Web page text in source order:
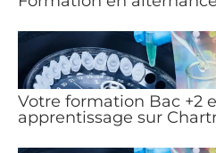
Votre formation Bac +2
apprentissage sur